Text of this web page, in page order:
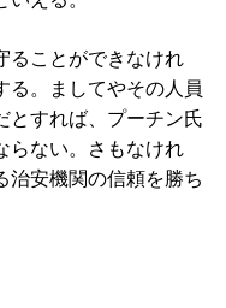
ることができなけれ
る。ましてやその人員
とすれば、プーチン氏
らない。さもなけれ
治安機関の信頼を勝ち